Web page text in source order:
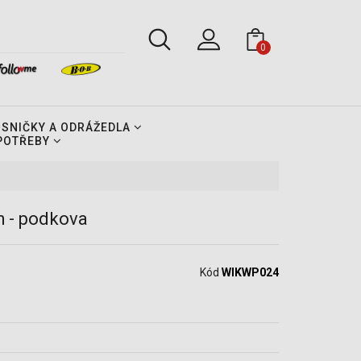
0
A ODRÁŽEDLA
- podkova
Kód WIKWP024